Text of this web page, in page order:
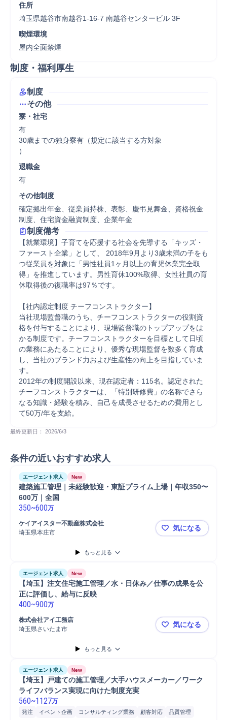
住所
埼玉県越谷市南越谷1-16-7 南越谷センタービル 3F
喫煙環境
屋内全面禁煙
制度・福利厚生
制度
その他
寮・社宅
有
30歳までの独身寮有（規定に該当する方対象
）
退職金
有
その他制度
確定拠出年金、従業員持株、表彰、慶弔見舞金、資格祝金
制度、住宅資金融資制度、企業年金
制度備考
【就業環境】子育てを応援する社会を先導する「キッズ・
ファースト企業」として、 2018年9月より3歳未満の子をも
つ従業員を対象に「男性社員1ヶ月以上の育児休業完全取
得」を推進しています。男性育休100%取得、女性社員の育
休取得後の復職率は97％です。
【社内認定制度 チーフコンストラクター】
当社現場監督職のうち、チーフコンストラクターの役割資
格を付与することにより、現場監督職のトップアップをは
かる制度です。チーフコンストラクターを目標として日頃
の業務にあたることにより、優秀な現場監督を数多く育成
し、当社のブランド力および生産性の向上を目指していま
す。
2012年の制度開設以来、現在認定者：115名。認定された
チーフコンストラクターは、「特別研修費」の名称でさら
なる知識・経験を積み、自己を成長させるための費用とし
て50万/年を支給。
最終更新日： 2026/6/3
条件の近いおすすめ求人
エージェント求人 New
建築施工管理｜未経験歓迎・東証プライム上場｜年収350〜
600万｜全国
350~600万
ケイアイスター不動産株式会社
埼玉県本庄市
建築施工管
気になる
もっと見る
エージェント求人 New
【埼玉】注文住宅施工管理／水・日休み／仕事の成果を公
400~900万
株式会社アイ工務店
埼玉県さいたま市
【埼玉】注
気になる
もっと見る
エージェント求人 New
【埼玉】戸建ての施工管理／大手ハウスメーカー／ワーク
560~1127万
発注 イベント企画 コンサルティング業務 顧客対応
品質管理